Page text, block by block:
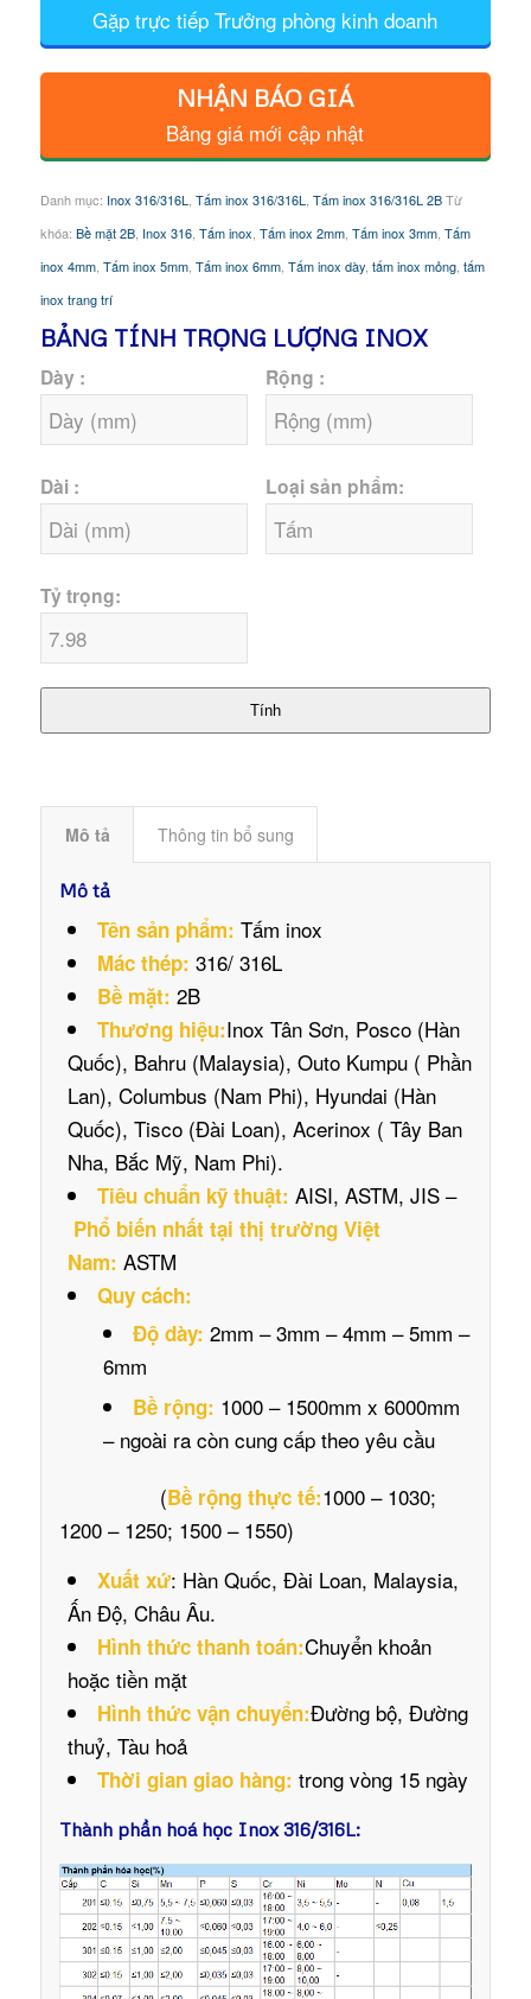
Gặp trực tiếp Trưởng phòng kinh doanh
NHẬN BÁO GIÁ
Bảng giá mới cập nhật
Danh mục: Inox 316/316L Tấm inox 316/316L Tấm inox 316/316L 2B Từ
khóa: Bề mặt 2B, Inox 316, Tấm inox Tấm inox 2mm, Tấm inox 3mm, Tấm
inox 4mm, Tấm inox 5mm, Tấm inox 6mm, Tấm inox dày, tấm inox mỏng, tấm
inox trang trí
BẢNG TÍNH TRỌNG LƯỢNG INOX
Dày : Rộng :
Dài : Loại sản phẩm:
Tỷ trọng:
Tính
Mô tả Thông tin bổ sung
Mô tả
Tên sản phẩm: Tấm inox
Mác thép: 316/ 316L
Bề mặt: 2B
Thương hiệu:Inox Tân Sơn, Posco (Hàn
Quốc), Bahru (Malaysia), Outo Kumpu ( Phần
Lan), Columbus (Nam Phi), Hyundai (Hàn
Quốc), Tisco (Đài Loan), Acerinox ( Tây Ban
Nha, Bắc Mỹ, Nam Phi).
Tiêu chuẩn kỹ thuật: AISI, ASTM, JIS –
Phổ biến nhất tại thị trường Việt
Nam: ASTM
Quy cách:
Độ dày: 2mm – 3mm – 4mm – 5mm –
6mm
Bề rộng: 1000 – 1500mm x 6000mm
– ngoài ra còn cung cấp theo yêu cầu
(Bề rộng thực tế:1000 – 1030;
1200 – 1250; 1500 – 1550)
Xuất xứ: Hàn Quốc, Đài Loan, Malaysia,
Ấn Độ, Châu Âu.
Hình thức thanh toán:Chuyển khoản
hoặc tiền mặt
Hình thức vận chuyển:Đường bộ, Đường
thuỷ, Tàu hoả
Thời gian giao hàng: trong vòng 15 ngày
Thành phần hoá học Inox 316/316L: